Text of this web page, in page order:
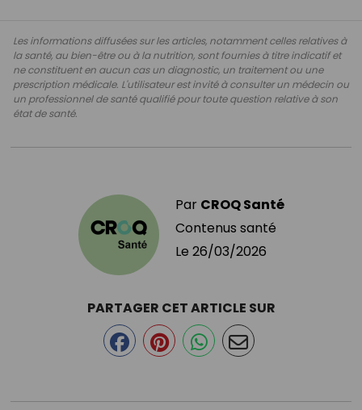
Les informations diffusées sur les articles, notamment celles relatives à
la santé, au bien-être ou à la nutrition, sont fournies à titre indicatif et
ne constituent en aucun cas un diagnostic, un traitement ou une
prescription médicale. L'utilisateur est invité à consulter un médecin ou
un professionnel de santé qualifié pour toute question relative à son
état de santé.
Par CROQ Santé
Contenus santé
Le 26/03/2026
PARTAGER CET ARTICLE SUR